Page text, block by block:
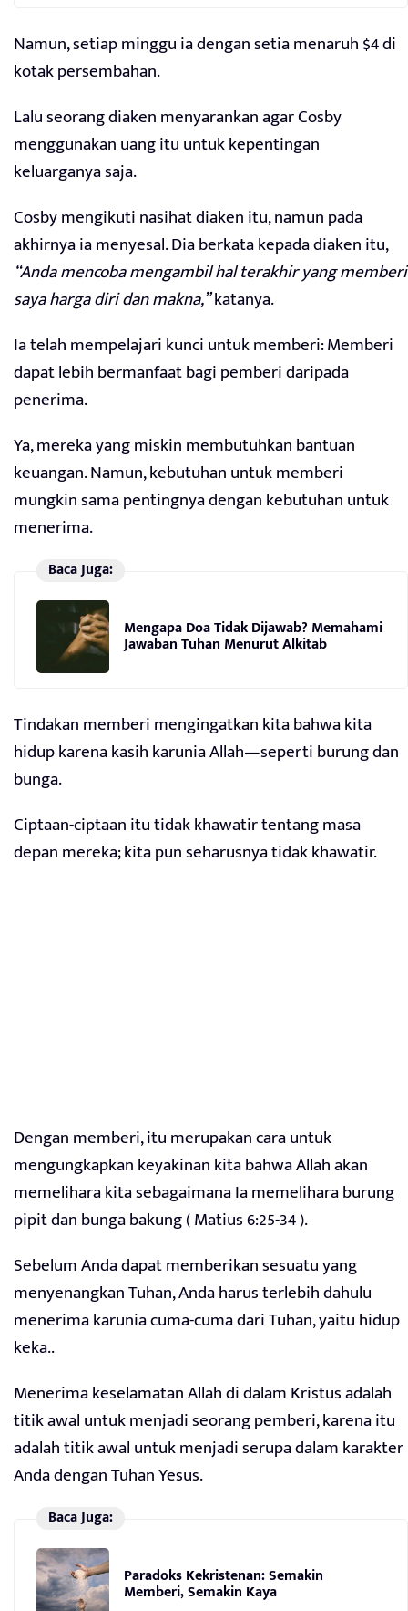
Namun, setiap minggu ia dengan setia menaruh $4 di
kotak persembahan.
Lalu seorang diaken menyarankan agar Cosby
menggunakan uang itu untuk kepentingan
keluarganya saja.
Cosby mengikuti nasihat diaken itu, namun pada
akhirnya ia menyesal. Dia berkata kepada diaken itu,
“Anda mencoba mengambil hal terakhir yang memberi
saya harga diri dan makna,”katanya.
Ia telah mempelajari kunci untuk memberi: Memberi
dapat lebih bermanfaat bagi pemberi daripada
penerima.
Ya, mereka yang miskin membutuhkan bantuan
keuangan. Namun, kebutuhan untuk memberi
mungkin sama pentingnya dengan kebutuhan untuk
menerima.
Baca Juga:
Mengapa Doa Tidak Dijawab? Memahami
Jawaban Tuhan Menurut Alkitab
Tindakan memberi mengingatkan kita bahwa kita
hidup karena kasih karunia Allah—seperti burung dan
bunga.
Ciptaan-ciptaan itu tidak khawatir tentang masa
depan mereka; kita pun seharusnya tidak khawatir.
Dengan memberi, itu merupakan cara untuk
mengungkapkan keyakinan kita bahwa Allah akan
memelihara kita sebagaimana Ia memelihara burung
pipit dan bunga bakung ( Matius 6:25-34 ).
Sebelum Anda dapat memberikan sesuatu yang
menyenangkan Tuhan, Anda harus terlebih dahulu
menerima karunia cuma-cuma dari Tuhan, yaitu hidup
keka..
Menerima keselamatan Allah di dalam Kristus adalah
titik awal untuk menjadi seorang pemberi, karena itu
adalah titik awal untuk menjadi serupa dalam karakter
Anda dengan Tuhan Yesus.
Baca Juga:
Paradoks Kekristenan: Semakin
Memberi, Semakin Kaya